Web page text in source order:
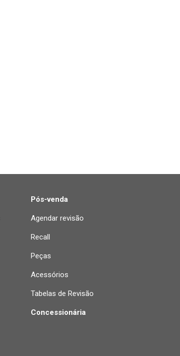
Pós-venda
Agendar revisão
Recall
Peças
Acessórios
Tabelas de Revisão
Concessionária